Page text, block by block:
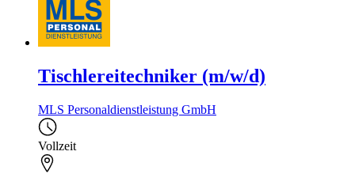
Tischlereitechniker (m/w/d)
MLS Personaldienstleistung GmbH
Vollzeit